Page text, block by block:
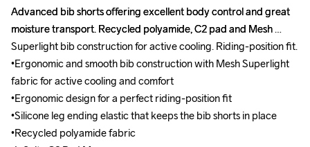
Advanced bib shorts offering excellent body control and great
moisture transport. Recycled polyamide, C2 pad and Mesh
Superlight bib construction for active cooling. Riding-position fit.
•Ergonomic and smooth bib construction with Mesh Superlight
fabric for active cooling and comfort
•Ergonomic design for a perfect riding-position fit
•Silicone leg ending elastic that keeps the bib shorts in place
•Recycled polyamide fabric
Advanced bib shorts offering excellent body control and great
moisture transport. Recycled polyamide, C2 pad and Mesh
Superlight bib construction for active cooling. Riding-position fit.
•Ergonomic and smooth bib construction with Mesh Superlight
fabric for active cooling and comfort
•Ergonomic design for a perfect riding-position fit
•Silicone leg ending elastic that keeps the bib shorts in place
•Recycled polyamide fabric